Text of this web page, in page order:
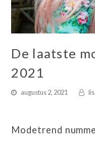
De laatste
2021
augustus 2, 2021
Modetrend